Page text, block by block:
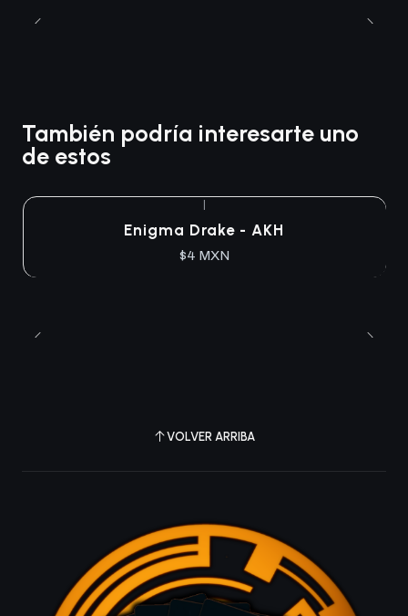
También podría interesarte uno
de estos
Enigma Drake - AKH
$4 MXN
VOLVER ARRIBA